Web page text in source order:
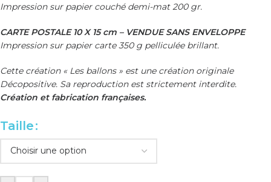
Impression sur papier couché demi-mat 200 gr.
CARTE POSTALE 10 X 15 cm – VENDUE SANS ENVELOPPE
Impression sur papier carte 350 g pelliculée brillant.
Cette création « Les ballons » est une création originale
Décopositive. Sa reproduction est strictement interdite.
Création et fabrication françaises.
Taille